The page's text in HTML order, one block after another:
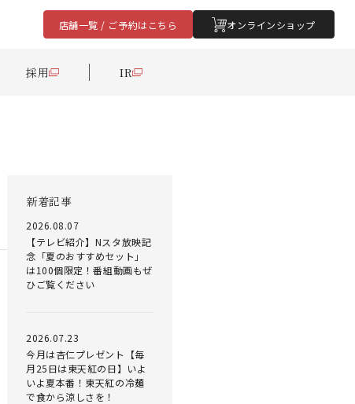
店舗一覧 / ご予約はこちら オンラインショップ
採用 IR
新着記事
2026.08.07
【テレビ紹介】Nスタ放映記
念「夏のおすすめセット」
は100個限定！番組動画もぜ
ひご覧ください
2026.07.23
今月は杏仁プレゼント【毎
月25日は東天紅の日】いよ
いよ夏本番！東天紅の冷麺
で食から涼しさを！